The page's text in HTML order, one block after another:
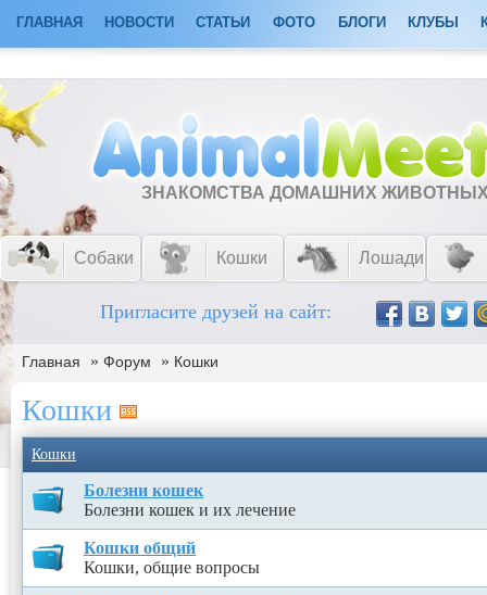
ГЛАВНАЯ НОВОСТИ СТАТЬИ ФОТО БЛОГИ КЛУБЫ
ЗНАКОМСТВА ДОМАШНИХ
Собаки Кошки Лошади
Пригласите друзей на сайт:
Главная » Форум » Кошки
Кошки
Кошки
Болезни кошек
Болезни кошек и их лечение
Кошки общий
Кошки, общие вопросы